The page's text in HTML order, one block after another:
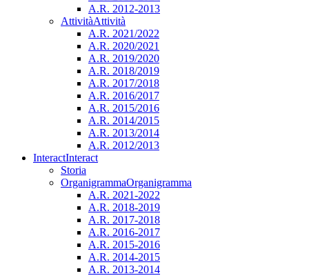
A.R. 2012-2013
AttivitàAttività
A.R. 2021/2022
A.R. 2020/2021
A.R. 2019/2020
A.R. 2018/2019
A.R. 2017/2018
A.R. 2016/2017
A.R. 2015/2016
A.R. 2014/2015
A.R. 2013/2014
A.R. 2012/2013
InteractInteract
Storia
OrganigrammaOrganigramma
A.R. 2021-2022
A.R. 2018-2019
A.R. 2017-2018
A.R. 2016-2017
A.R. 2015-2016
A.R. 2014-2015
A.R. 2013-2014